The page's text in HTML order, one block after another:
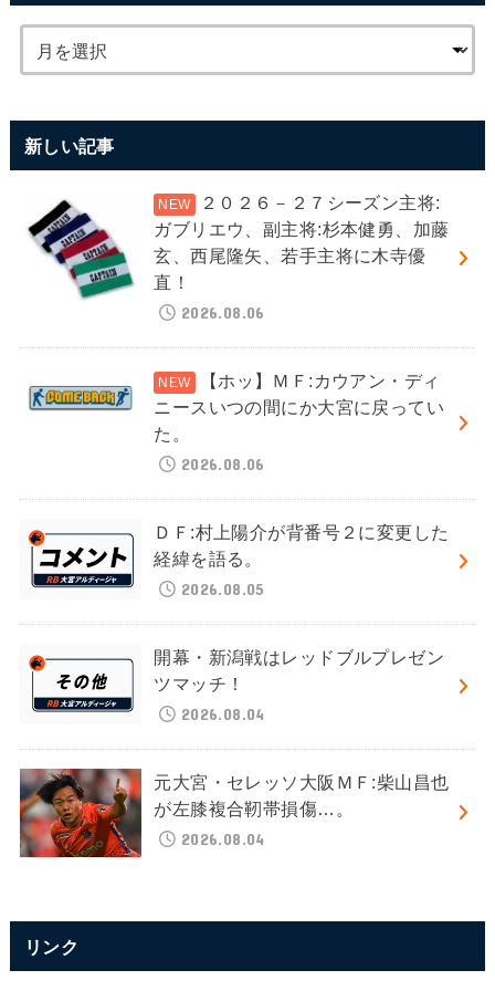
新しい記事
２０２６－２７シーズン主将:
ガブリエウ、副主将:杉本健勇、加藤
玄、西尾隆矢、若手主将に木寺優
直！
2026.08.06
【ホッ】ＭＦ:カウアン・ディ
ニースいつの間にか大宮に戻ってい
た。
2026.08.06
ＤＦ:村上陽介が背番号２に変更した
経緯を語る。
2026.08.05
開幕・新潟戦はレッドブルプレゼン
ツマッチ！
2026.08.04
元大宮・セレッソ大阪ＭＦ:柴山昌也
が左膝複合靭帯損傷…。
2026.08.04
リンク